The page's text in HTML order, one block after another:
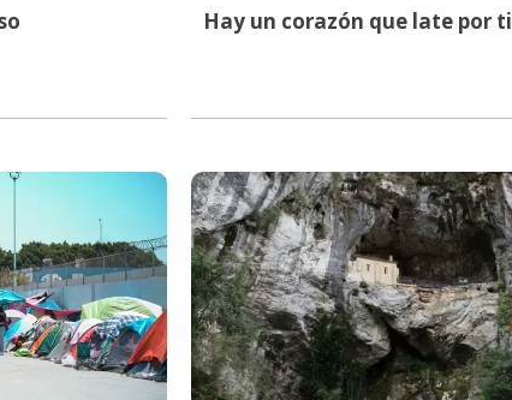
Hay un corazón que late por ti